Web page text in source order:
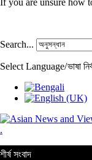
Search...
Select Language/ভাষা
.
শীর্ষ সংবাদ